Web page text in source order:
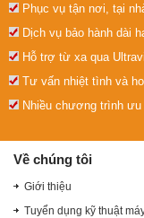
Phục vụ tận nơi, tại
Dịch vụ bảo hành dài
Hỗ trợ từ xa qua
Tư vấn nhiệt tình và
Nhiều chương trình
Về chúng tôi
Giới thiệu
Tuyển dụng kỹ thuật